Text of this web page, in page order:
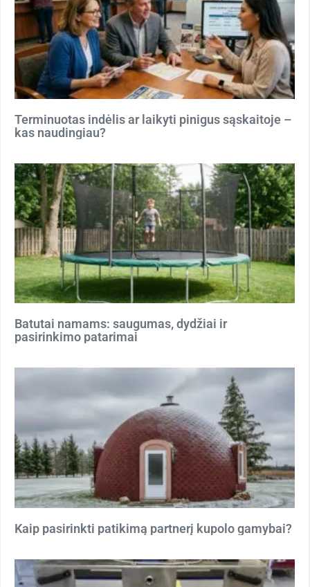
Terminuotas indėlis ar laikyti pinigus sąskaitoje –
kas naudingiau?
Batutai namams: saugumas, dydžiai ir
pasirinkimo patarimai
Kaip pasirinkti patikimą partnerį kupolo gamybai?